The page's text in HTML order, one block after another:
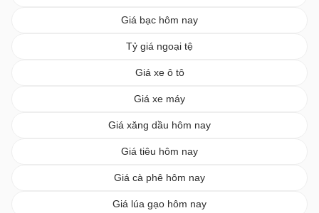
Giá bạc hôm nay
Tỷ giá ngoại tệ
Giá xe ô tô
Giá xe máy
Giá xăng dầu hôm nay
Giá tiêu hôm nay
Giá cà phê hôm nay
Giá lúa gạo hôm nay